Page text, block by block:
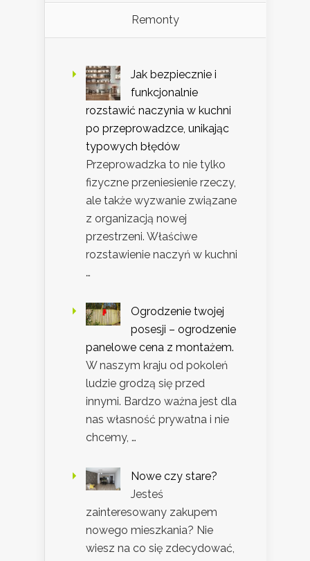
Remonty
Jak bezpiecznie i
funkcjonalnie
rozstawić naczynia w kuchni
po przeprowadzce, unikając
typowych błędów
Przeprowadzka to nie tylko
fizyczne przeniesienie rzeczy,
ale także wyzwanie związane
z organizacją nowej
przestrzeni. Właściwe
rozstawienie naczyń w kuchni
…
Ogrodzenie twojej
posesji – ogrodzenie
panelowe cena z montażem.
W naszym kraju od pokoleń
ludzie grodzą się przed
innymi. Bardzo ważna jest dla
nas własność prywatna i nie
chcemy, …
Nowe czy stare?
Jesteś
zainteresowany zakupem
nowego mieszkania? Nie
wiesz na co się zdecydować,